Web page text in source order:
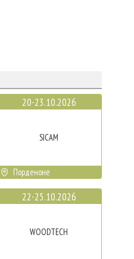
20-23.10.2026
SICAM
Порденоне
22-25.10.2026
WOODTECH